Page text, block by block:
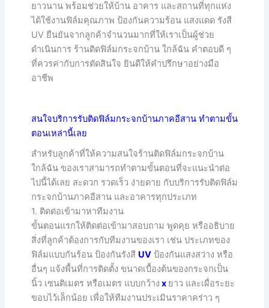
ยาวนาน พร้อมช่วยให้บ้าน อาคาร และสถานที่ทุกแห่ง
ได้ใช้งานฟิล์มคุณภาพ ป้องกันความร้อน แสงแดด รังสี
UV ยืนยันจากลูกค้าจำนวนมากที่ให้เราเป็นผู้ช่วย
ดำเนินการ ร้านติดฟิล์มกระจกบ้าน ใกล้ฉัน คำตอบดี ๆ
ที่ควรค่ากับการตัดสินใจ ยินดีให้คำปรึกษาอย่างมือ
อาชีพ
สนใจบริการรับติดฟิล์มกระจกบ้านภาคอีสาน ทำตามขั้น
ตอนเหล่านี้เลย
สำหรับลูกค้าที่ให้ความสนใจร้านติดฟิล์มกระจกบ้าน
ใกล้ฉัน ของเราสามารถทำตามขั้นตอนที่จะแนะนำต่อ
ไปนี้ได้เลย สะดวก รวดเร็ว ง่ายดาย กับบริการรับติดฟิล์ม
กระจกบ้านภาคอีสาน และอาคารทุกประเภท
1. ติดต่อเข้ามาหาทีมงาน
ขั้นตอนแรกให้ติดต่อเข้ามาสอบถาม พูดคุย หรืออธิบาย
สิ่งที่ลูกค้าต้องการกับทีมงานของเรา เช่น ประเภทของ
ฟิล์มแบบกันร้อน ป้องกันรังสี UVป้องกันแสงสว่าง หรือ
อื่นๆ แจ้งพื้นที่การติดตั้ง ขนาดเบื้องต้นของกระจกเป็น
นิ้ว เซนติเมตร หรือเมตร แบบกว้าง x ยาว และเผื่อระยะ
ขอบไว้เล็กน้อย เพื่อให้ทีมงานประเมินราคาคร่าว ๆ